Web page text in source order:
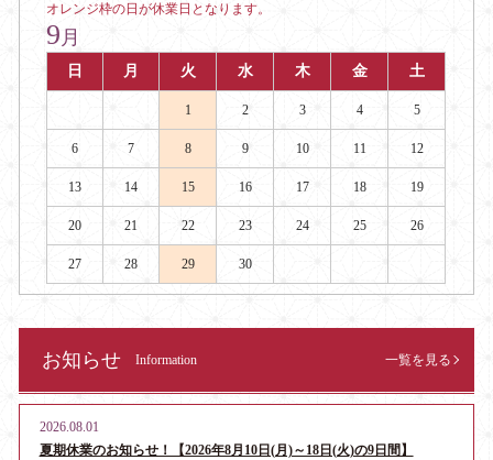
オレンジ枠の日が休業日となります。
9 月
日 月 火 水 木 金 土
1 2 3 4 5
6 7 8 9 10 11 12
13 14 15 16 17 18 19
20 21 22 23 24 25 26
27 28 29 30
お知らせ Information 一覧を見る
2026.08.01
夏期休業のお知らせ！【2026年8月10日(月)～18日(火)の9日間】